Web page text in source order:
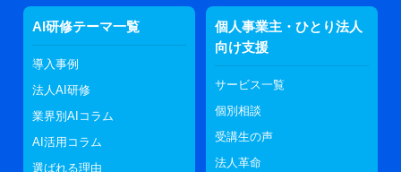
AI研修テーマ一覧
導入事例
法人AI研修
業界別AIコラム
AI活用コラム
選ばれる理由
個人事業主・ひとり法人
向け支援
サービス一覧
個別相談
受講生の声
法人革命